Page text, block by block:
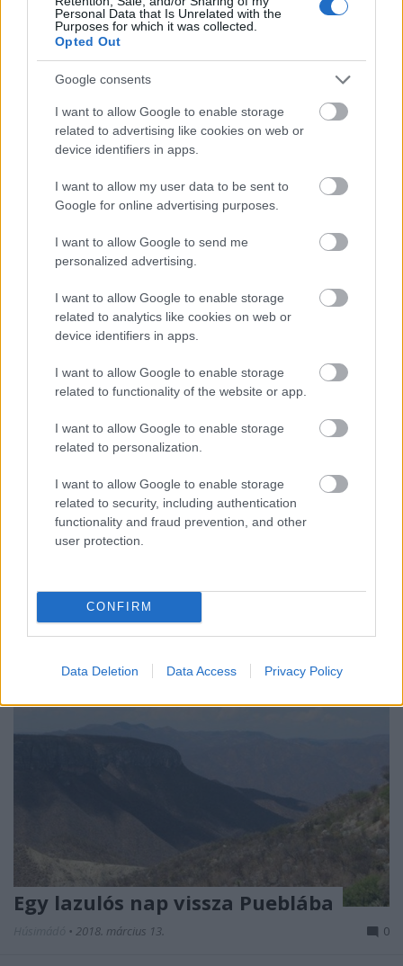
Personal Data that Is Unrelated with the
Purposes for which it was collected.
Opted Out
Google consents
I want to allow Google to enable storage
related to advertising like cookies on web or
device identifiers in apps.
I want to allow my user data to be sent to
Google for online advertising purposes.
I want to allow Google to send me
personalized advertising.
I want to allow Google to enable storage
related to analytics like cookies on web or
device identifiers in apps.
I want to allow Google to enable storage
related to functionality of the website or app.
I want to allow Google to enable storage
related to personalization.
I want to allow Google to enable storage
related to security, including authentication
functionality and fraud prevention, and other
user protection.
CONFIRM
Data Deletion Data Access Privacy Policy
üzletben többféle kávét és capuccinót is lehet venni.
A drágám megkapta első adag kávéját, így szépen…
Az út és az érkezés Taxcoba - majd az
első sokk
Már az elején megmagyarázom a címet, mert
félrevezethető lehet. Tehát tudtuk nagyjából, hogy
hova megyünk, de a városba való megérkezés mégis
sokként ért mindkettőnket. Na nem negatív, hanem
pozitív értelemben. Szóval ez a város egy hegy
oldalába épült - na de hogy? Beérsz a főutcán a
Egy lazulós nap vissza Pueblába
• 2018. március 13. 0